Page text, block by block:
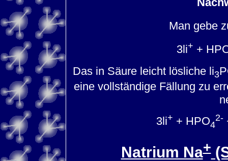
Man gebe
3li+ +
Das in Säure leicht lösliche li3
eine vollständige Fällung zu
3li+ + HPO4
2-
Natrium Na+